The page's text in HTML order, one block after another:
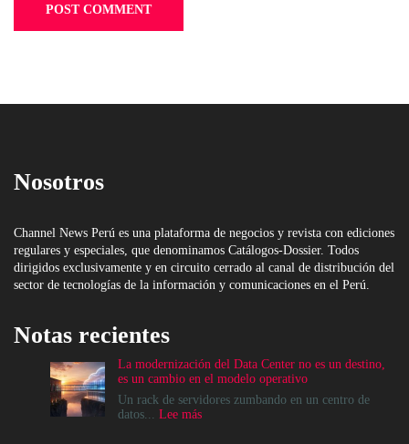
Nosotros
Channel News Perú es una plataforma de negocios y revista con ediciones
regulares y especiales, que denominamos Catálogos-Dossier. Todos
dirigidos exclusivamente y en circuito cerrado al canal de distribución del
sector de tecnologías de la información y comunicaciones en el Perú.
Notas recientes
La modernización del Data Center no es un destino,
es un cambio en el modelo operativo
Un rack de servidores zumbando en un centro de
datos... Lee más: